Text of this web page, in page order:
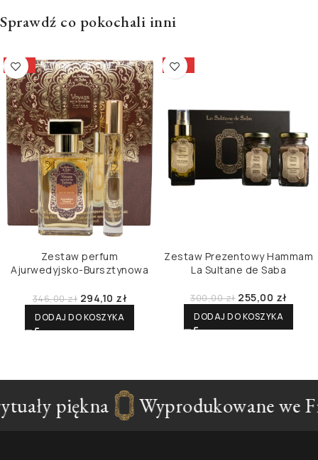
Sprawdź co pokochali inni
-15%
Zestaw perfum
Ajurwedyjsko-Bursztynowa
de Saba
346,00zł 294,10 zł
DODAJ DO KOSZYKA
-15%
Zestaw Prezentowy Hammam
La Sultane de Saba
300,00zł 255,00 zł
DODAJ DO KOSZYKA
piękna Wyprodukowane we